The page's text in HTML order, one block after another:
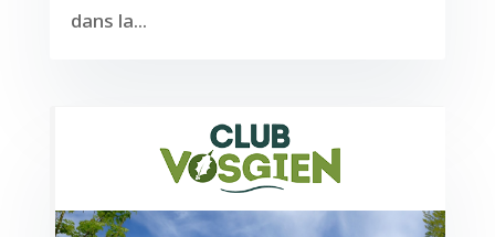
dans la...